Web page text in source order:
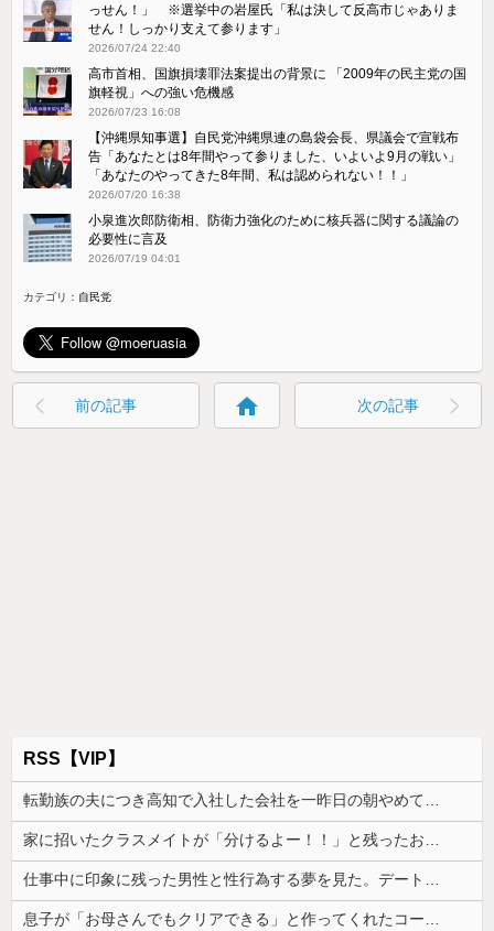
っせん！」 ※選挙中の岩屋氏「私は決して反高市じゃありま
せん！しっかり支えて参ります」
2026/07/24 22:40
高市首相、国旗損壊罪法案提出の背景に 「2009年の民主党の国
旗軽視」への強い危機感
2026/07/23 16:08
【沖縄県知事選】自民党沖縄県連の島袋会長、県議会で宣戦布
告「あなたとは8年間やって参りました、いよいよ9月の戦い」
「あなたのやってきた8年間、私は認められない！！」
2026/07/20 16:38
小泉進次郎防衛相、防衛力強化のために核兵器に関する議論の
必要性に言及
2026/07/19 04:01
カテゴリ： 自民党
前の記事 home 次の記事
RSS【VIP】